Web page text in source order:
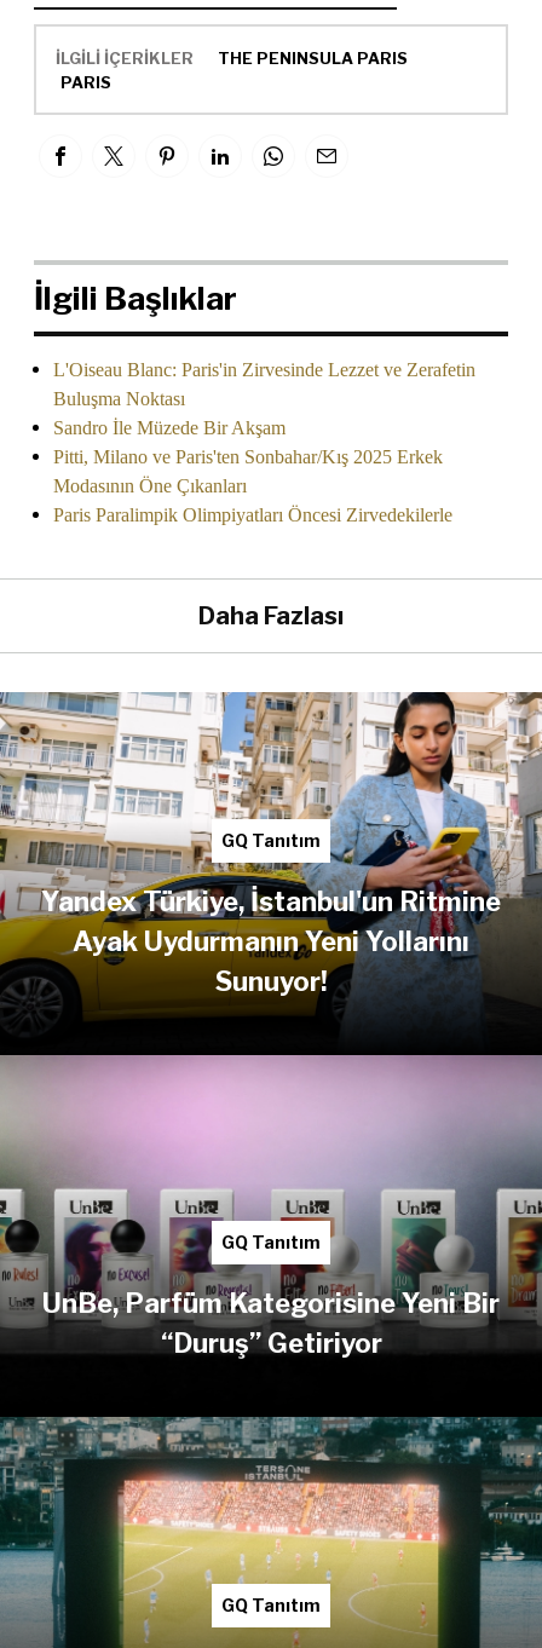
İLGİLİ İÇERİKLER
THE PENINSULA PARIS
PARIS
İlgili Başlıklar
L'Oiseau Blanc: Paris'in Zirvesinde Lezzet ve Zerafetin
Buluşma Noktası
Sandro İle Müzede Bir Akşam
Pitti, Milano ve Paris'ten Sonbahar/Kış 2025 Erkek
Modasının Öne Çıkanları
Paris Paralimpik Olimpiyatları Öncesi Zirvedekilerle
Daha Fazlası
GQ Tanıtım
Yandex Türkiye, İstanbul'un Ritmine
Ayak Uydurmanın Yeni Yollarını
Sunuyor!
GQ Tanıtım
UnBe, Parfüm Kategorisine Yeni Bir
“Duruş” Getiriyor
GQ Tanıtım